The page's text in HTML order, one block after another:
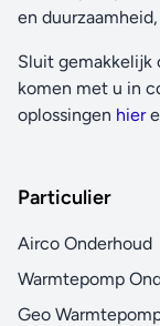
en
Sluit gemakkelijk
komen met u in
oplossingen hier
Particulier
Airco Onderhoud
Warmtepomp
Geo